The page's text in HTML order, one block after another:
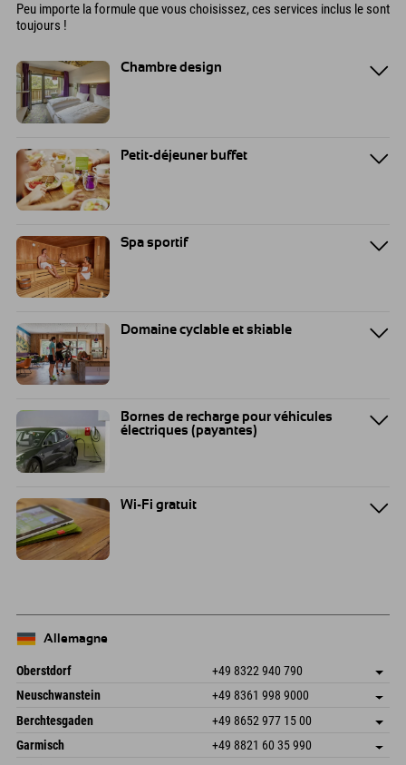
Peu importe la formule que vous choisissez, ces services inclus le sont
toujours !
Chambre design
Petit-déjeuner buffet
Spa sportif
Domaine cyclable et skiable
Bornes de recharge pour véhicules
électriques (payantes)
Wi-Fi gratuit
Allemagne
Oberstdorf +49 8322 940 790
An der Breitach 3
Allemagne
Enregistrer l'adresse
Réservation
Neuschwanstein +49 8361 998 9000
An der Riese 45
87484 Nesselwang im Allgäu
Allemagne
Enregistrer l'adresse
Informations d'arrivée
Réservation
Berchtesgaden +49 8652 977 15 00
Hofreitstr. 7
Enregistrer l'adresse
Garmisch +49 8821 60 35 990